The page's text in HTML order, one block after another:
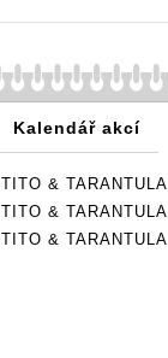
Kalendář akcí
TITO & TARANTULA
TITO & TARANTULA
TITO & TARANTULA